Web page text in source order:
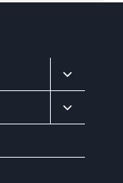
Alternar
menú
hijo
Alternar
menú